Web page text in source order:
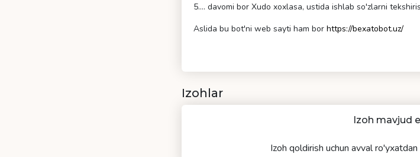
5.... davomi bor Xudo xoxlasa, ustida ishlab so'zlarni
Aslida bu bot'ni web sayti ham bor https://bexatobot.uz/
Izohlar
Izoh mavjud
Izoh qoldirish uchun avval